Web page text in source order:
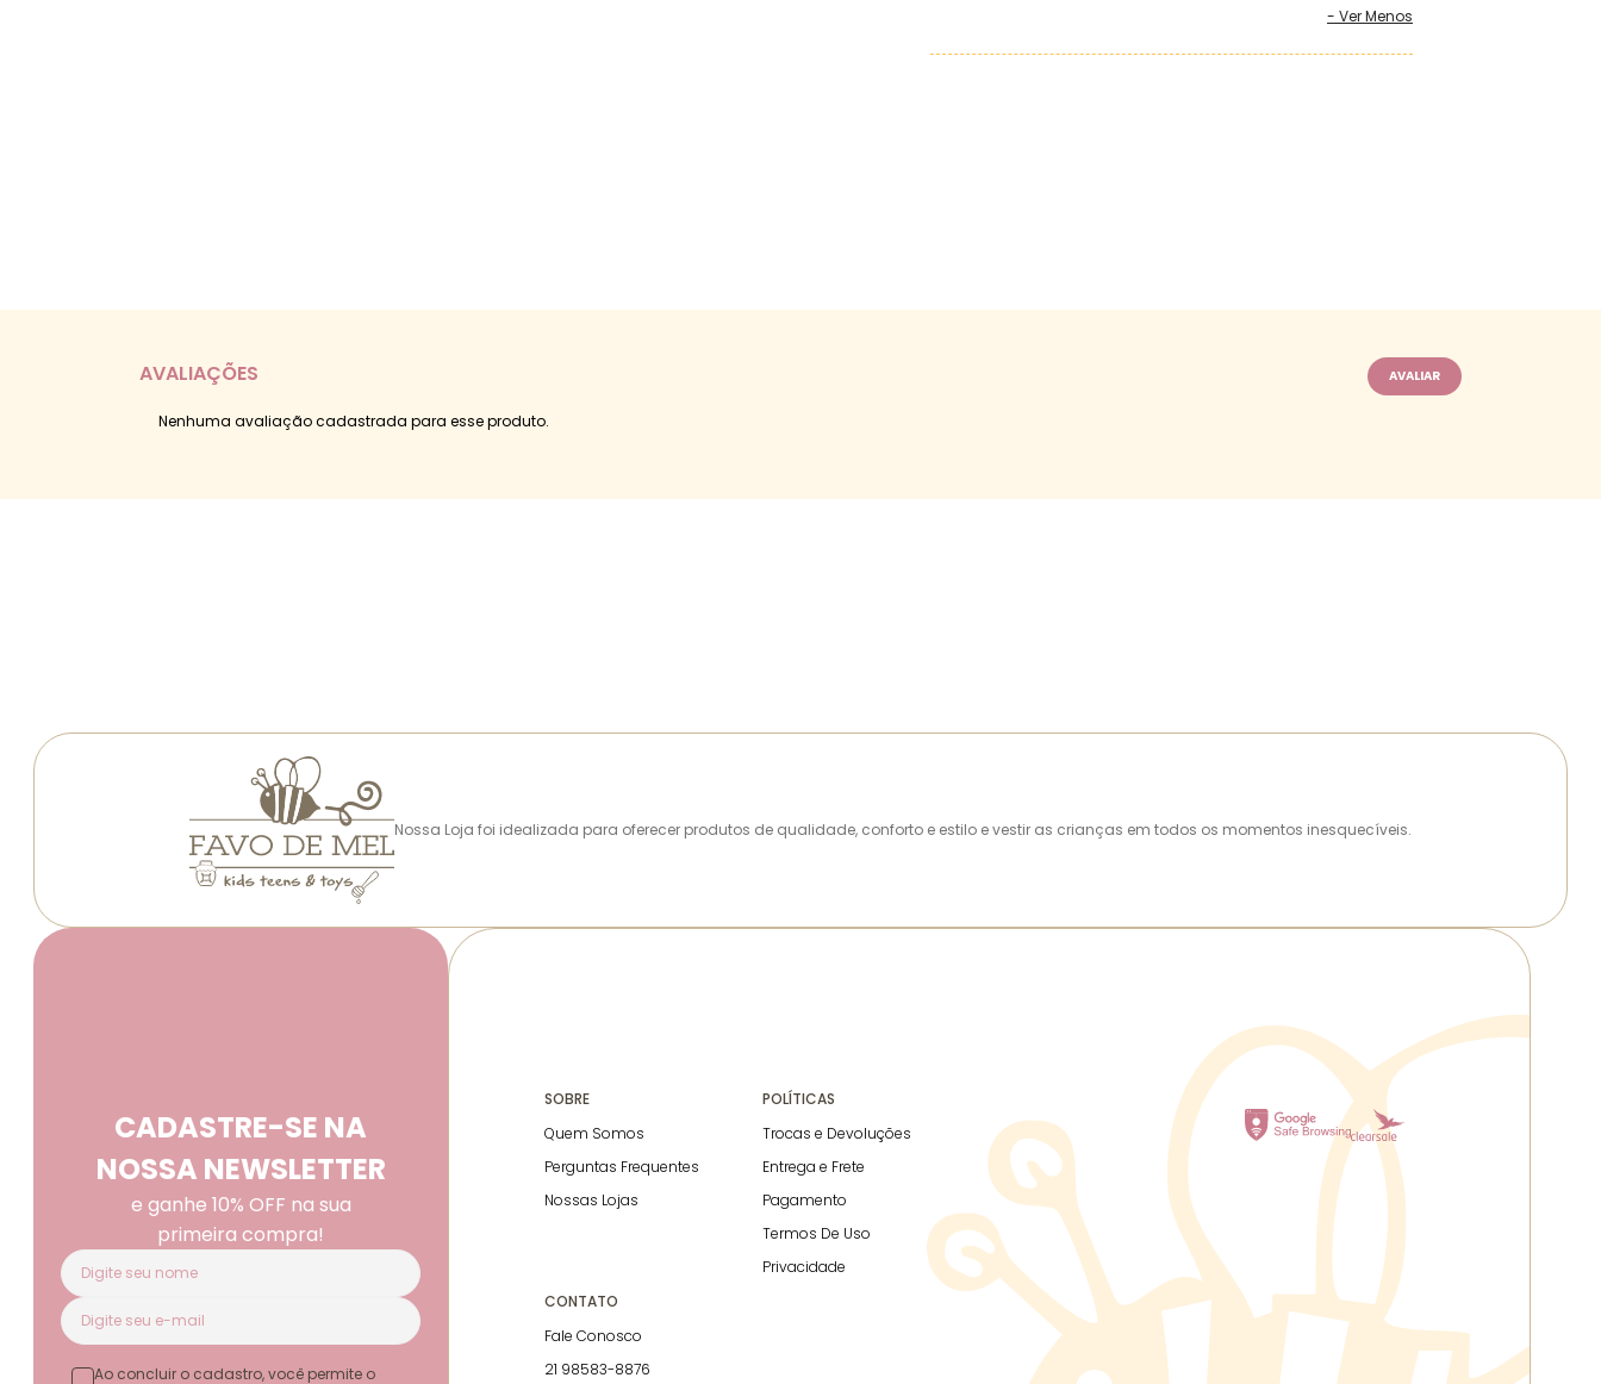
AVALIAÇÕES
Nenhuma avaliação cadastrada para esse produto.
Nossa Loja foi idealizada para oferecer produtos de qualidade, conforto e estilo e vestir as crianças em todos os momentos inesquecíveis.
CADASTRE-SE NA
NOSSA NEWSLETTER
e ganhe 10% OFF na sua
primeira compra!
Ao concluir o cadastro, você permite o
SOBRE
Quem Somos
Perguntas Frequentes
Nossas Lojas
POLÍTICAS
Trocas e Devoluções
Entrega e Frete
Pagamento
Termos De Uso
Privacidade
CONTATO
Fale Conosco
21 98583-8876